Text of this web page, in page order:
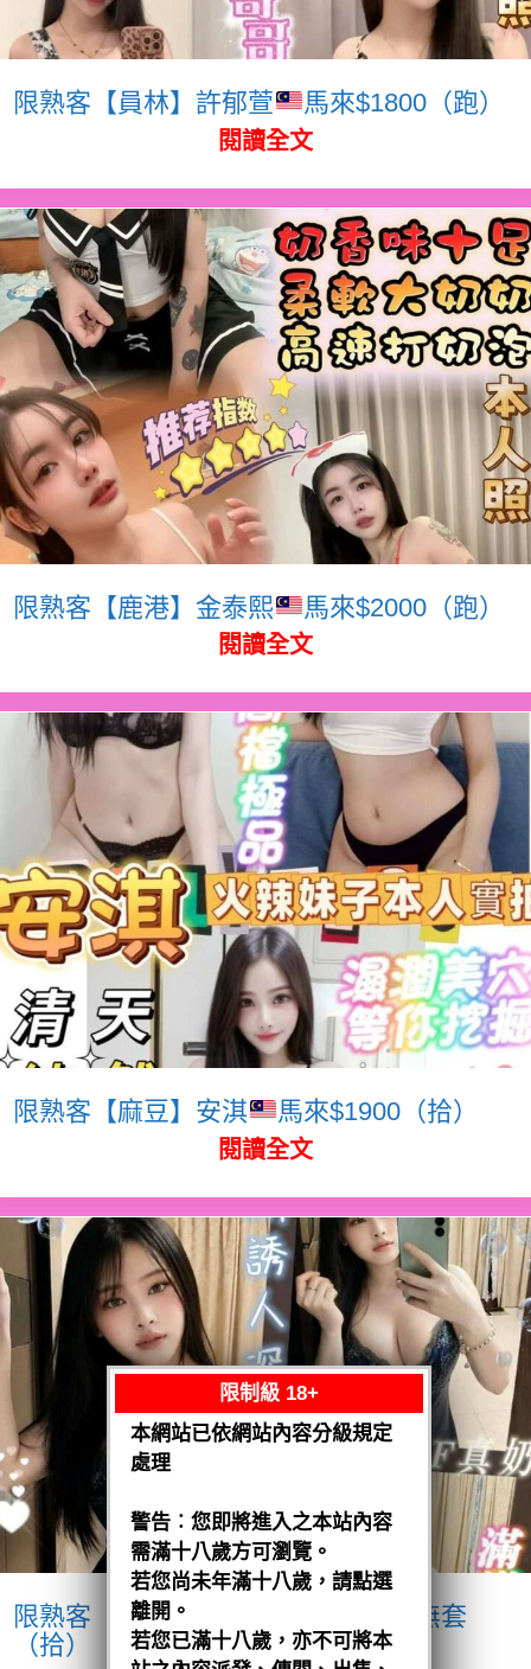
限熟客【員林】許郁萱 馬來$1800（跑）
閱讀全文
限熟客【鹿港】金泰熙 馬來$2000（跑）
閱讀全文
限熟客【麻豆】安淇 馬來$1900（拾）
閱讀全文
限熟客【麻豆】奶妹
馬來$1900 .無套
（拾）
限制級 18+
本網站已依網站內容分級規定
處理
警告︰您即將進入之本站內容
需滿十八歲方可瀏覽。
若您尚未年滿十八歲，請點選
離開。
若您已滿十八歲，亦不可將本